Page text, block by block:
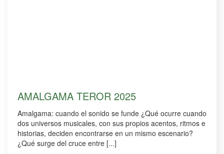
AMALGAMA TEROR 2025
Amalgama: cuando el sonido se funde ¿Qué ocurre cuando
dos universos musicales, con sus propios acentos, ritmos e
historias, deciden encontrarse en un mismo escenario?
¿Qué surge del cruce entre [...]